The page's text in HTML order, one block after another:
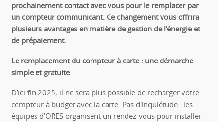
prochainement contact avec vous pour le remplacer par
un compteur communicant. Ce changement vous offrira
plusieurs avantages en matière de gestion de l’énergie et
de prépaiement.
Le remplacement du compteur à carte : une démarche
simple et gratuite
D’ici fin 2025, il ne sera plus possible de recharger votre
compteur à budget avec la carte. Pas d'inquiétude : les
équipes d’ORES organisent un rendez-vous pour installer